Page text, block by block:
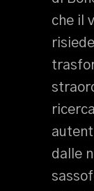
che il
dalle